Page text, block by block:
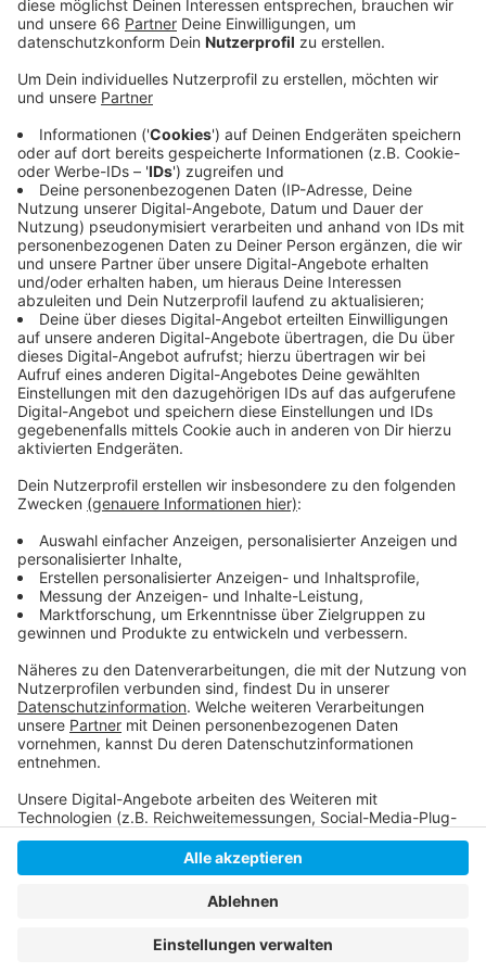
Stelle zu setzen. Dem Handwerk geht es nicht gut,
so die Handwerkskammer.
Veröffentlicht:Freitag, 13.01.2023 18:57
Anzeige
Insbesondere Bäckereien, Fleischereien und anderen
energieintensiven Betrieben gehe es schlecht. Aber
auch in anderen Gewerke läuft es nicht gut - Material-
und Lieferengpässe sorgen fast überall für Probleme.
Hier ist besonders der Bausektor betroffen.
Insgesamt fehle es aber besonders an Nachwuchs.
Damit Düsseldorf 2035 klimaneutral wird, braucht es
aber gerade diesen in sogenannten Klimaberufen.
Damit sind unter anderem Berufe im Bereich
Elektrotechnik, Fassadenbau oder KfZ-Mechatronik
Berufe zu zeigen, steht die Handwerkskammer im
Handwerksberufen der Klimaaspekt mitgedacht
werden.
Anzeige